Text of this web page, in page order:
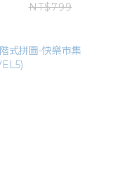
NT$799